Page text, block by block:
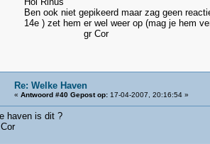
Ben ook niet gepikeerd maar zag geen
14e ) zet hem er wel weer op (mag je hem
gr Cor
Re: Welke Haven
« Antwoord #40 Gepost op:17-04-2007, 20:16:54 »
haven is dit ?